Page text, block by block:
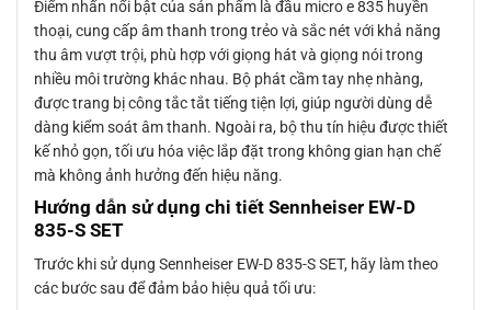
Điểm nhấn nổi bật của sản phẩm là đầu micro e 835 huyền
thoại, cung cấp âm thanh trong trẻo và sắc nét với khả năng
thu âm vượt trội, phù hợp với giọng hát và giọng nói trong
nhiều môi trường khác nhau. Bộ phát cầm tay nhẹ nhàng,
được trang bị công tắc tắt tiếng tiện lợi, giúp người dùng dễ
dàng kiểm soát âm thanh. Ngoài ra, bộ thu tín hiệu được thiết
kế nhỏ gọn, tối ưu hóa việc lắp đặt trong không gian hạn chế
mà không ảnh hưởng đến hiệu năng.
Hướng dẫn sử dụng chi tiết Sennheiser EW-D
835-S SET
Trước khi sử dụng Sennheiser EW-D 835-S SET, hãy làm theo
các bước sau để đảm bảo hiệu quả tối ưu: